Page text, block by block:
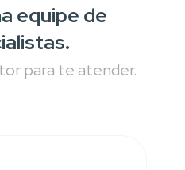
página página
equipe de
para te atender.